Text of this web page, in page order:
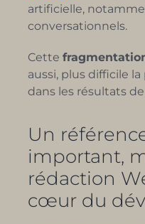
artificielle,
conversationnels.
Cette
aussi, plus difficile
dans les résultats
Un
important,
rédaction
cœur du